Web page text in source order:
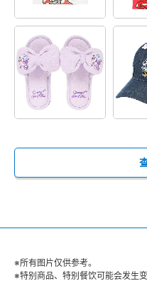
※所有图片仅供参考。
※特别商品、特别餐饮可能会发生